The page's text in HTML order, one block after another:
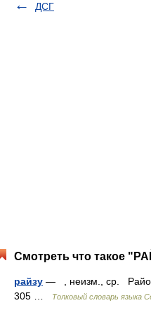
ДСГ
Смотреть что такое
райзу — , неизм., ср.
305 …
Толковый словарь языка